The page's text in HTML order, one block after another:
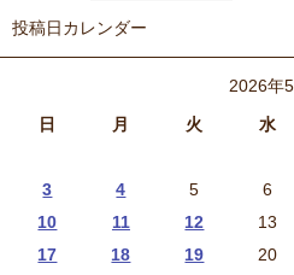
投稿日カレンダー
2026年
日
月 火 水
3
4 5 6
10
11 12 13
17
18 19 20